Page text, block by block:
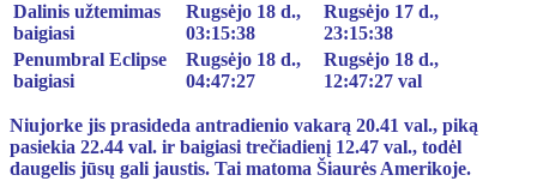
Dalinis užtemimas
baigiasi
Rugsėjo 18 d.,
03:15:38
Rugsėjo 17 d.,
23:15:38
Penumbral Eclipse
baigiasi
Rugsėjo 18 d.,
04:47:27
Rugsėjo 18 d.,
12:47:27 val
Niujorke jis prasideda antradienio vakarą 20.41 val., piką
pasiekia 22.44 val. ir baigiasi trečiadienį 12.47 val., todėl
daugelis jūsų gali jaustis. Tai matoma Šiaurės Amerikoje.